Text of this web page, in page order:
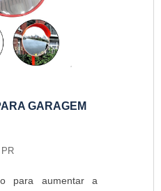
GARAGEM
para aumentar a